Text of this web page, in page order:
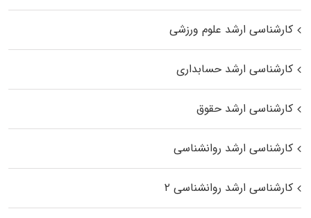
کارشناسی ارشد علوم ورزشی
کارشناسی ارشد حسابداری
کارشناسی ارشد حقوق
کارشناسی ارشد روانشناسی
کارشناسی ارشد روانشناسی ۲